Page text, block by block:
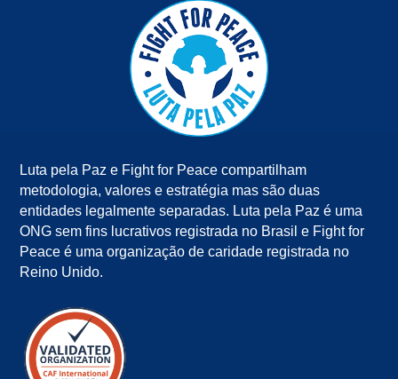
Luta pela Paz e Fight for Peace compartilham
metodologia, valores e estratégia mas são duas
entidades legalmente separadas. Luta pela Paz é uma
ONG sem fins lucrativos registrada no Brasil e Fight for
Peace é uma organização de caridade registrada no
Reino Unido.